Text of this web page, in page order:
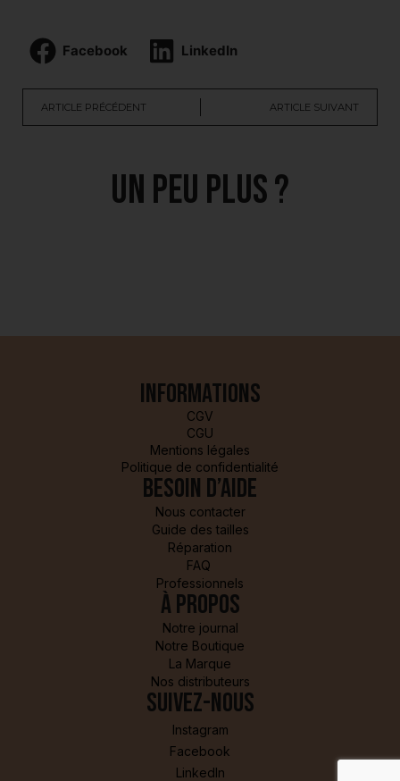
Facebook LinkedIn
ARTICLE PRÉCÉDENT ARTICLE SUIVANT
Un peu plus ?
Informations
CGV
CGU
Mentions légales
Politique de confidentialité
Besoin d’aide
Nous contacter
Guide des tailles
Réparation
FAQ
Professionnels
à propos
Notre journal
Notre Boutique
La Marque
Nos distributeurs
Suivez-nous
Instagram
Facebook
LinkedIn